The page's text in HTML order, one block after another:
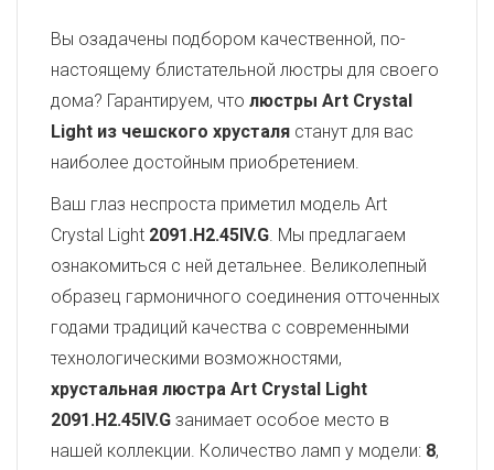
Вы озадачены подбором качественной, по-
настоящему блистательной люстры для своего
дома? Гарантируем, что люстры Art Crystal
Light из чешского хрусталя станут для вас
наиболее достойным приобретением.
Ваш глаз неспроста приметил модель Art
Crystal Light 2091.H2.45IV.G. Мы предлагаем
ознакомиться с ней детальнее. Великолепный
образец гармоничного соединения отточенных
годами традиций качества с современными
технологическими возможностями,
хрустальная люстра Art Crystal Light
2091.H2.45IV.G занимает особое место в
нашей коллекции. Количество ламп у модели: 8,